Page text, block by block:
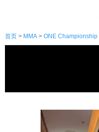
首页 > MMA > ONE Championship